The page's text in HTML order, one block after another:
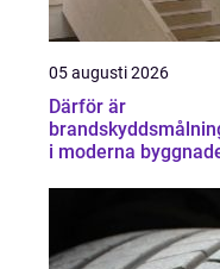
05 augusti 2026
Därför är
i moderna